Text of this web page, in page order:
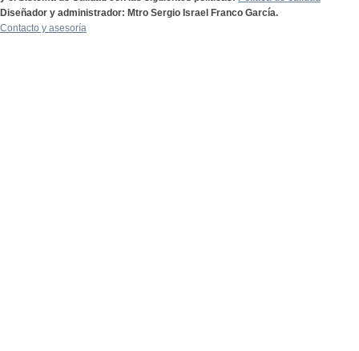
Diseñador y administrador: Mtro Sergio Israel Franco García.
Contacto y asesoría